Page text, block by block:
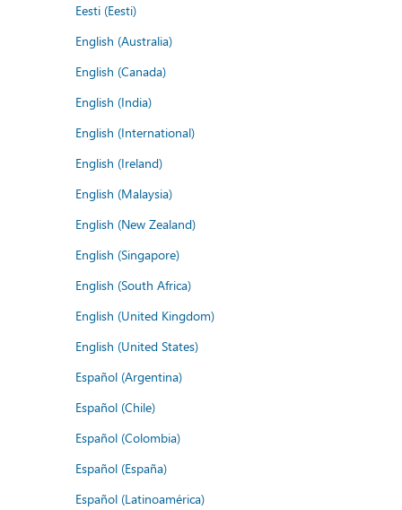
Eesti (Eesti)
English (Australia)
English (Canada)
English (India)
English (International)
English (Ireland)
English (Malaysia)
English (New Zealand)
English (Singapore)
English (South Africa)
English (United Kingdom)
English (United States)
Español (Argentina)
Español (Chile)
Español (Colombia)
Español (España)
Español (Latinoamérica)